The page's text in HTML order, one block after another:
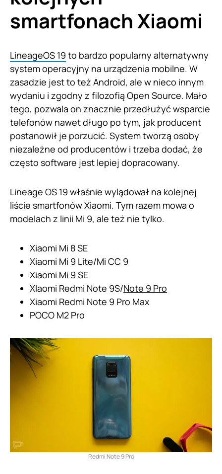
smartfonach Xiaomi
LineageOS 19 to bardzo popularny alternatywny
system operacyjny na urządzenia mobilne. W
zasadzie jest to też Android, ale w nieco innym
wydaniu i zgodny z filozofią Open Source. Mało
tego, pozwala on znacznie przedłużyć wsparcie
telefonów nawet długo po tym, jak producent
postanowił je porzucić. System tworzą osoby
niezależne od producentów i trzeba dodać, że
często software jest lepiej dopracowany.
Lineage OS 19 właśnie wylądował na kolejnej
liście smartfonów Xiaomi. Tym razem mowa o
modelach z linii Mi 9, ale też nie tylko.
Xiaomi Mi 8 SE
Xiaomi Mi 9 Lite/Mi CC 9
Xiaomi Mi 9 SE
XIaomi Redmi Note 9S/Note 9 Pro
Xiaomi Redmi Note 9 Pro Max
POCO M2 Pro
Redmi Note 9 Pro